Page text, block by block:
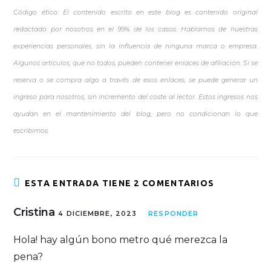
Código ético: El contenido escrito en este blog es contenido original
redactado por nosotros en el 99% de los casos. Hablamos de nuestras
experiencias personales, sin la influencia de ninguna marca o empresa.
Algunos artículos, que no todos, pueden contener enlaces de afiliación. Si se
reserva o se compra algo a través de esos enlaces, se puede generar un
ingreso para nosotros, sin incremento del coste al lector. Estos ingresos nos
ayudan en el mantenimiento del blog, pero no condicionan lo que
escribimos.
ESTA ENTRADA TIENE 2 COMENTARIOS
Cristina4 DICIEMBRE, 2023 RESPONDER
Hola! hay algún bono metro qué merezca la
pena?